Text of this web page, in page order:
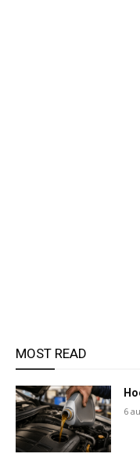
MOST READ
6